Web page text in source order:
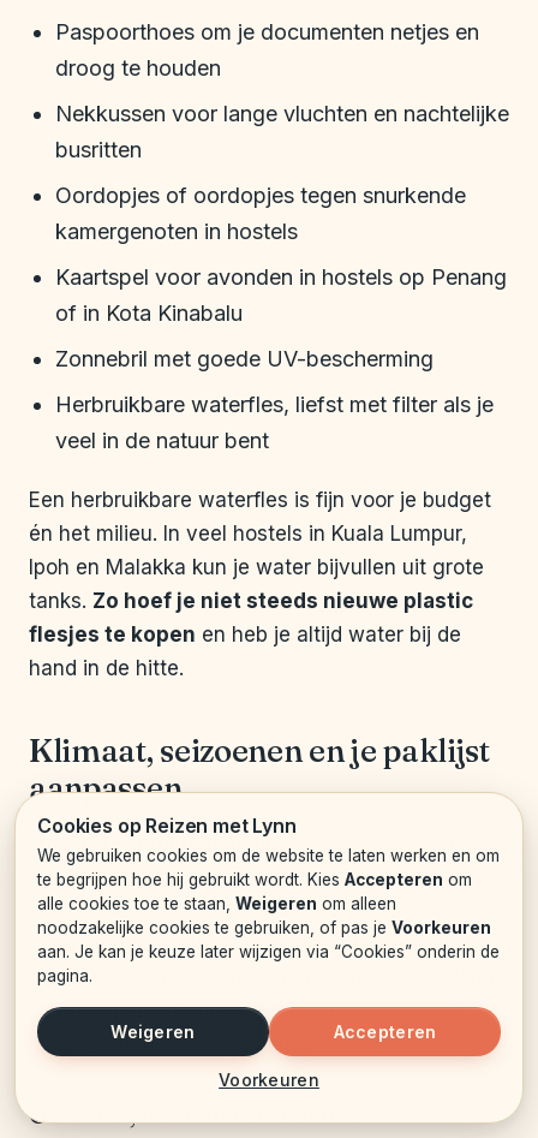
Paspoorthoes om je documenten netjes en
droog te houden
Nekkussen voor lange vluchten en nachtelijke
busritten
Oordopjes of oordopjes tegen snurkende
kamergenoten in hostels
Kaartspel voor avonden in hostels op Penang
of in Kota Kinabalu
Zonnebril met goede UV-bescherming
Herbruikbare waterfles, liefst met filter als je
veel in de natuur bent
Een herbruikbare waterfles is fijn voor je budget
én het milieu. In veel hostels in Kuala Lumpur,
Ipoh en Malakka kun je water bijvullen uit grote
tanks. Zo hoef je niet steeds nieuwe plastic
flesjes te kopen en heb je altijd water bij de
hand in de hitte.
Klimaat, seizoenen en je paklijst
aanpassen
Maleisië ligt rond de evenaar, dus het is eigenlijk
altijd warm. Toch verschilt het weer per regio en
seizoen, en dat heeft direct invloed op wat je
meeneemt. Je paklijst voor een juli-trip naar de
oostkust met eilanden als Perhentian en Redang
ziet er anders uit dan voor een novemberreis
langs Borneo en de westkust.
Oostkust, westkust en Borneo
Cookies op Reizen met Lynn
We gebruiken cookies om de website te laten werken en om
te begrijpen hoe hij gebruikt wordt. Kies Accepteren om
alle cookies toe te staan, Weigeren om alleen
noodzakelijke cookies te gebruiken, of pas je Voorkeuren
aan. Je kan je keuze later wijzigen via “Cookies” onderin de
pagina.
Weigeren
Voorkeuren
Accepteren